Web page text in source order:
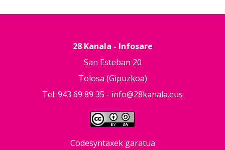
28 Kanala - Infosare
San Esteban 20
Tolosa (Gipuzkoa)
Tel: 943 69 89 35 - info@28kanala.eus
Codesyntaxek garatua